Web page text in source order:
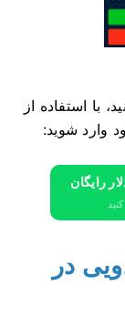
با استفاده از
وارد شوید:
در